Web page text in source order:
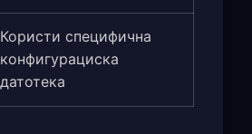
Користи специфична
конфигурациска
датотека